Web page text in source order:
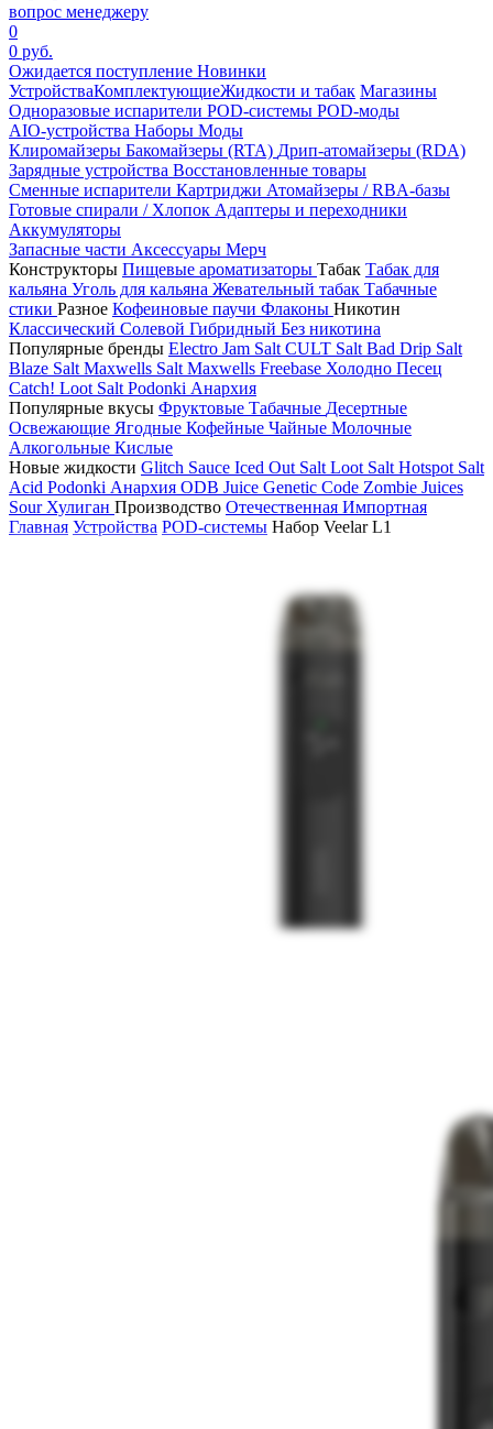
вопрос менеджеру
0
0 руб.
Ожидается поступление Новинки
УстройстваКомплектующиеЖидкости и табак Магазины
Одноразовые испарители POD-системы POD-моды
AIO-устройства Наборы Моды
Клиромайзеры Бакомайзеры (RTA) Дрип-атомайзеры (RDA)
Зарядные устройства Восстановленные товары
Сменные испарители Картриджи Атомайзеры / RBA-базы
Готовые спирали / Хлопок Адаптеры и переходники
Аккумуляторы
Запасные части Аксессуары Мерч
Конструкторы Пищевые ароматизаторы Табак Табак для
кальяна Уголь для кальяна Жевательный табак Табачные
стики Разное Кофеиновые паучи Флаконы Никотин
Классический Солевой Гибридный Без никотина
Популярные бренды Electro Jam Salt CULT Salt Bad Drip Salt
Blaze Salt Maxwells Salt Maxwells Freebase Холодно Песец
Catch! Loot Salt Podonki Анархия
Популярные вкусы Фруктовые Табачные Десертные
Освежающие Ягодные Кофейные Чайные Молочные
Алкогольные Кислые
Новые жидкости Glitch Sauce Iced Out Salt Loot Salt Hotspot Salt
Acid Podonki Анархия ODB Juice Genetic Code Zombie Juices
Sour Хулиган Производство Отечественная Импортная
Главная Устройства POD-системы Набор Veelar L1